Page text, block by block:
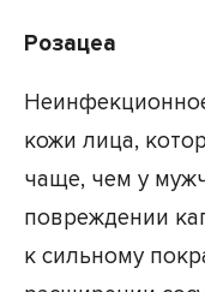
Розацеа
кожи лица,
чаще, чем у
повреждении
к сильному